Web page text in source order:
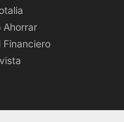
Ahorrar
Financiero